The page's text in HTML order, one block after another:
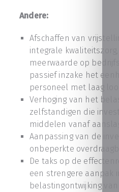
Andere:
Afschaffen van
integrale kwaliteitszorg,
meerwaarde op
passief inzake het
personeel met laag
Verhoging van het
zelfstandigen die
middelen vanaf
Aanpassing van de
onbeperkte
De taks op de
een strengere aanpak
belastingontwijking van